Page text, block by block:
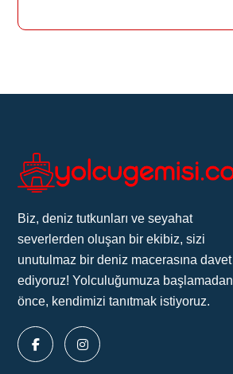
Biz, deniz tutkunları ve seyahat
severlerden oluşan bir ekibiz, sizi
unutulmaz bir deniz macerasına davet
ediyoruz! Yolculuğumuza başlamadan
önce, kendimizi tanıtmak istiyoruz.